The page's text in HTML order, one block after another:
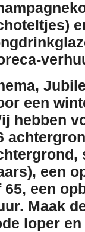
een
hebben
,
een
65, een
. Maak
loper en